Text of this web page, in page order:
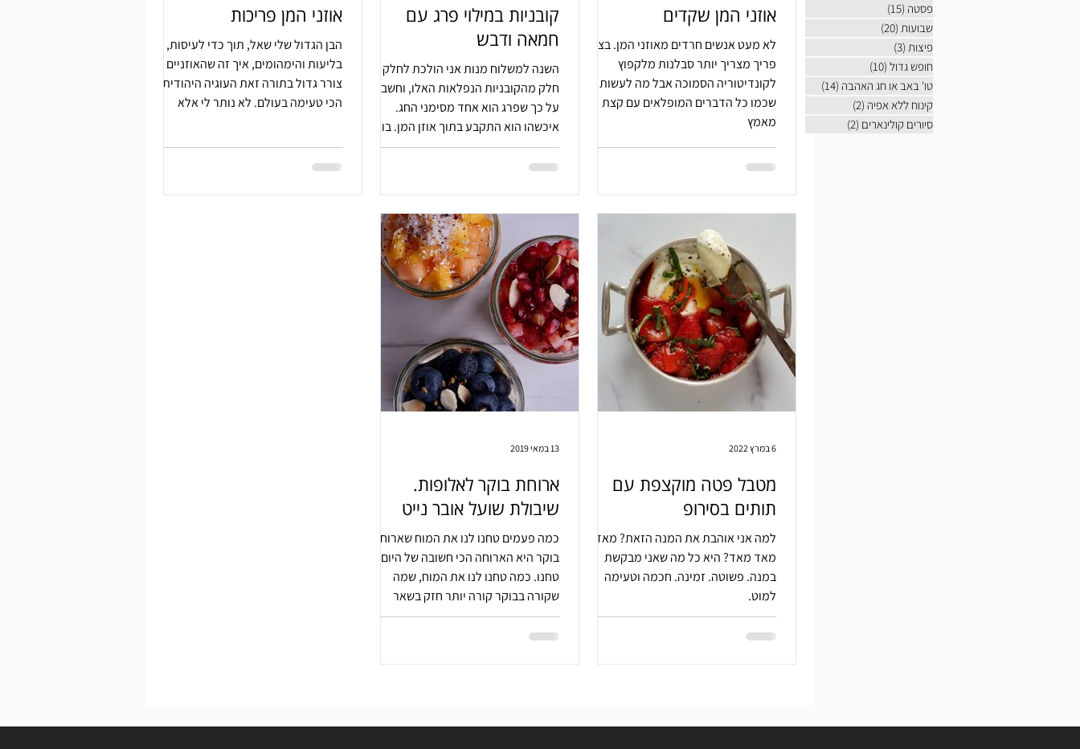
אוזני המן שקדים
לא מעט אנשים חרדים מאוזני המן. בצק
פריך מצריך יותר סבלנות מלקפוץ
לקונדיטוריה הסמוכה אבל מה לעשות
שכמו כל הדברים המופלאים עם קצת
מאמץ
קובניות במילוי פרג עם
חמאה ודבש
השנה למשלוח מנות אני הולכת לחלק
חלק מהקובניות הנפלאות האלו, וחשבתי
על כך שפרג הוא אחד מסימני החג.
איכשהו הוא התקבע בתוך אוזן המן. בואו.
לא ה
אוזני המן פריכות
הבן הגדול שלי שאל, תוך כדי לעיסות,
בליעות והימהומים, איך זה שהאוזניים של
צורר גדול בתורה זאת העוגיה היהודית
הכי טעימה בעולם. לא נותר לי אלא
מטבל פטה מוקצפת עם
תותים בסירופ
למה אני אוהבת את המנה הזאת? מאד?
מאד מאד? היא כל מה שאני מבקשת
במנה. פשוטה. זמינה. חכמה וטעימה
למוט.
6 במרץ 2022
ארוחת בוקר לאלופות.
שיבולת שועל אובר נייט
כמה פעמים טחנו לנו את המוח שארוחת
בוקר היא הארוחה הכי חשובה של היום?
טחנו. כמה טחנו לנו את המוח, שמה
שקורה בבוקר קורה יותר חזק בשאר
היום?...
13 במאי 2019
פסטה (15)
שבועות (20)
פיצות (3)
חופש גדול (10)
טו' באב או חג האהבה (14)
קינוח ללא אפיה (2)
סיורים קולינארים (2)